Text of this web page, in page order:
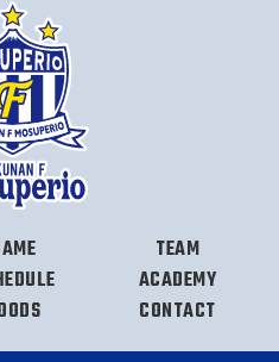
TEAM
ACADEMY
CONTACT